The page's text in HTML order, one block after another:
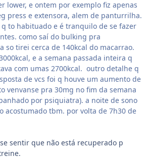
lower, e ontem por exemplo fiz apenas
press e extensora, alem de panturrilha.
to habituado e é tranquilo de se fazer
como saí do bulking pra
so tirei cerca de 140kcal do macarrao.
e a semana passada inteira q
com umas 2700kcal. outro detalhe q
de vcs foi q houve um aumento de
venvanse pra 30mg no fim da semana
por psiquiatra). a noite de sono
acostumado tbm. por volta de 7h30 de
sentir que não está recuperado p